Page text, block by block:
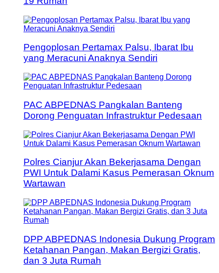
Pengoplosan Pertamax Palsu, Ibarat Ibu
yang Meracuni Anaknya Sendiri
PAC ABPEDNAS Pangkalan Banteng
Dorong Penguatan Infrastruktur Pedesaan
Polres Cianjur Akan Bekerjasama Dengan
PWI Untuk Dalami Kasus Pemerasan Oknum
Wartawan
DPP ABPEDNAS Indonesia Dukung Program
Ketahanan Pangan, Makan Bergizi Gratis,
dan 3 Juta Rumah